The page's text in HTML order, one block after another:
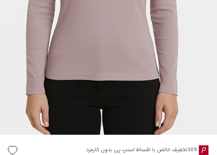
30%تخفیف خالص با اقساط اسنپ پی بدون کارمزد